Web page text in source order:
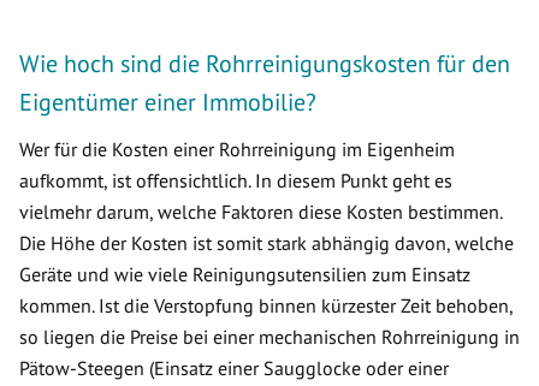
Wie hoch sind die Rohrreinigungskosten für den
Eigentümer einer Immobilie?
Wer für die Kosten einer Rohrreinigung im Eigenheim
aufkommt, ist offensichtlich. In diesem Punkt geht es
vielmehr darum, welche Faktoren diese Kosten bestimmen.
Die Höhe der Kosten ist somit stark abhängig davon, welche
Geräte und wie viele Reinigungsutensilien zum Einsatz
kommen. Ist die Verstopfung binnen kürzester Zeit behoben,
so liegen die Preise bei einer mechanischen Rohrreinigung in
Pätow-Steegen (Einsatz einer Saugglocke oder einer